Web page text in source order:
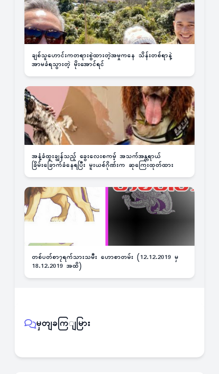
ချစ်သူဟောင်းကတရားစွဲထားတဲ့အမှုကနေ သိန်းတစ်ရာနဲ့
အာမခံရသွားတဲ့ မိုးအောင်ရင်
အနံ့ခံထူးချွန်သည့် ခွေးလေးစကမ့် အသက်အန္တရာယ်
ခြိမ်းခြောက်ခံနေရပြီး မူးယစ်ဂိုဏ်းက ဆုကြေးထုတ်ထား
တစ်ပတ်စာ၇ရက်သားသမီး ဟောစာတမ်း (12.12.2019 မှ
18.12.2019 အထိ)
မှတျခကြျမြား